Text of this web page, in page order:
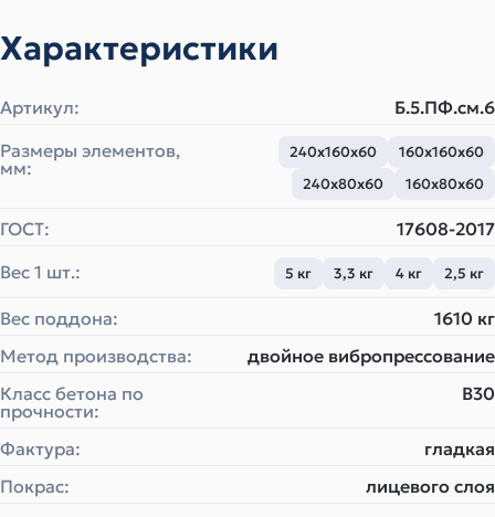
Характеристики
Артикул:
Б.5.ПФ.см.6
Размеры элементов,
мм:
240х160х60
160х160х60
240х80х60
160х80х60
ГОСТ:
17608-2017
Вес 1 шт.:
5 кг 3,3 кг 4 кг 2,5 кг
Вес поддона:
1610 кг
Метод производства:
двойное вибропрессование
Класс бетона по
прочности:
B30
Фактура:
гладкая
Покрас:
лицевого слоя